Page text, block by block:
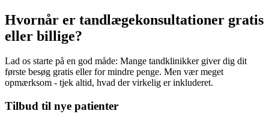
Hvornår er tandlægekonsultationer gratis
eller billige?
Lad os starte på en god måde: Mange tandklinikker giver dig dit
første besøg gratis eller for mindre penge. Men vær meget
opmærksom - tjek altid, hvad der virkelig er inkluderet.
Tilbud til nye patienter